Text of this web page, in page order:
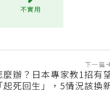
下一篇
麼辦？日本專家教1招有
「起死回生」，5情況該換新